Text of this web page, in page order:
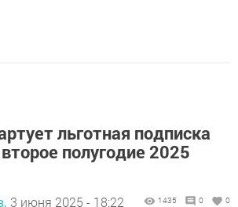
льготная подписка
полугодие 2025
3 июня 2025 - 18:22 1435 0 0